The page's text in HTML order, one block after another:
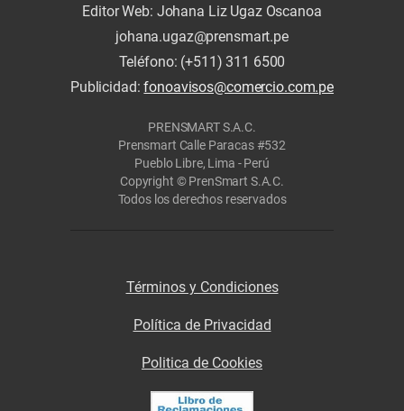
Editor Web: Johana Liz Ugaz Oscanoa
johana.ugaz@prensmart.pe
Teléfono: (+511) 311 6500
Publicidad:fonoavisos@comercio.com.pe
PRENSMART S.A.C.
Prensmart Calle Paracas #532
Pueblo Libre, Lima - Perú
Copyright © PrenSmart S.A.C.
Todos los derechos reservados
Términos y Condiciones
Política de Privacidad
Politica de Cookies